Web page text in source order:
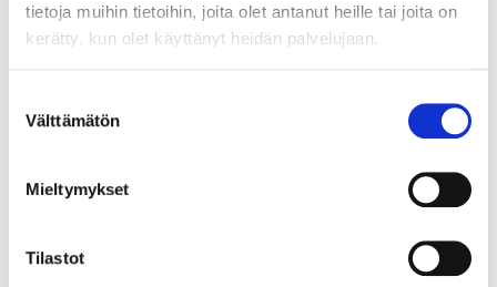
tietoja muihin tietoihin, joita olet antanut heille tai joita on
kerätty, kun olet käyttänyt heidän palvelujaan.
valinta
Välttämätön
Mieltymykset
Tilastot